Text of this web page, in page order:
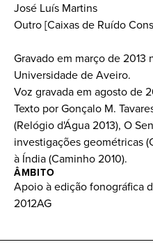
José Luís Martins
Outro [Caixas de Ruído
Gravado em março de 2013
Universidade de Aveiro.
Voz gravada em agosto de
Texto por Gonçalo M.
(Relógio d'Água 2013), O
investigações geométricas
à Índia (Caminho 2010).
ÂMBITO
Apoio à edição fonográfica
2012AG